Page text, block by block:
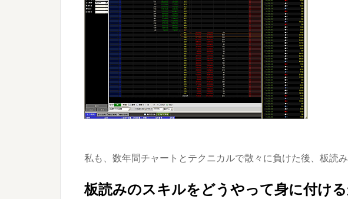
私も、数年間チャートとテクニカルで散々に負けた後、板読
板読みのスキルをどうやって身に付け